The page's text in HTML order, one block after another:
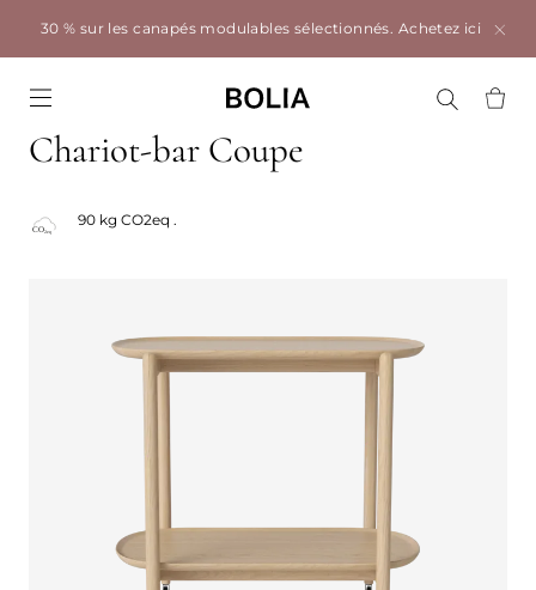
30 % sur les canapés modulables sélectionnés. Achetez ici
Chariot-bar Coupe
90 kg CO2eq .